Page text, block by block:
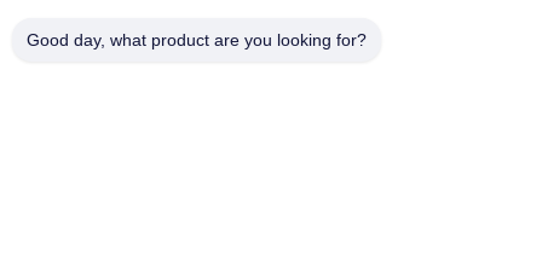
Good day, what product are you looking for?